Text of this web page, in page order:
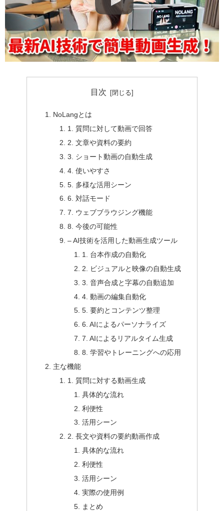
目次
NoLangとは
1. 質問に対して動画で回答
2. 文章や資料の要約
3. ショート動画の自動生成
4. 使いやすさ
5. 多様な活用シーン
6. 対話モード
7. ウェブブラウジング機能
8. 今後の可能性
– AI技術を活用した動画生成ツール
1. 台本作成の自動化
2. ビジュアルと映像の自動生成
3. 音声合成と字幕の自動追加
4. 動画の編集自動化
5. 要約とコンテンツ整理
6. AIによるパーソナライズ
7. AIによるリアルタイム生成
8. 学習やトレーニングへの応用
主な機能
1. 質問に対する動画生成
具体的な流れ
利便性
活用シーン
2. 長文や資料の要約動画作成
具体的な流れ
利便性
活用シーン
実際の使用例
まとめ